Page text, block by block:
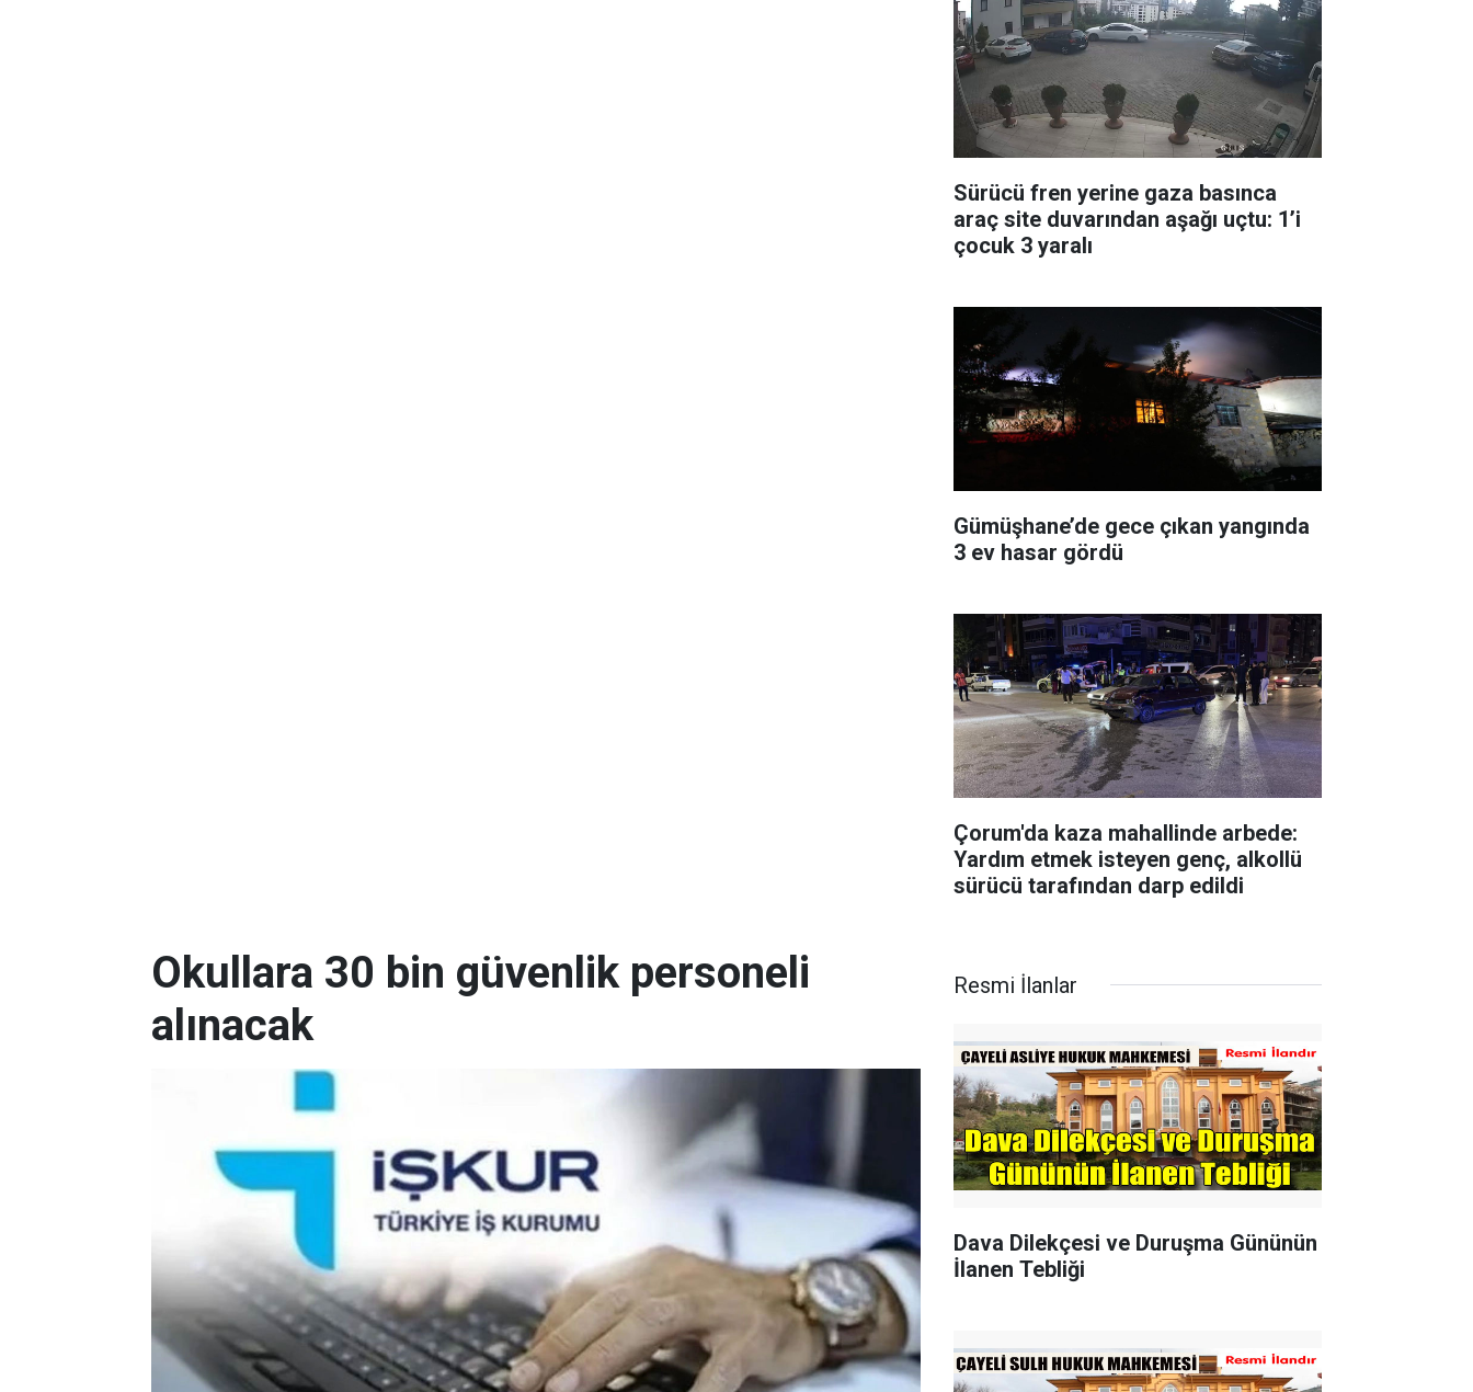
Sürücü fren yerine gaza basınca
araç site duvarından aşağı uçtu: 1’i
çocuk 3 yaralı
Gümüşhane’de gece çıkan yangında
3 ev hasar gördü
Çorum'da kaza mahallinde arbede:
Yardım etmek isteyen genç, alkollü
sürücü tarafından darp edildi
Okullara 30 bin güvenlik personeli
alınacak
Resmi İlanlar
Dava Dilekçesi ve Duruşma Gününün
İlanen Tebliği